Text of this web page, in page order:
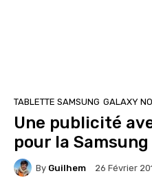
TABLETTE SAMSUNG GALAXY
Une publicité
pour la Samsung
By Guilhem 26 Février